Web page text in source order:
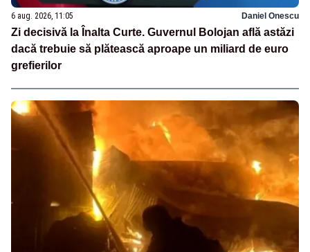
6 aug. 2026, 11:05 Daniel Onescu
Zi decisivă la Înalta Curte. Guvernul Bolojan află astăzi
dacă trebuie să plătească aproape un miliard de euro
grefierilor